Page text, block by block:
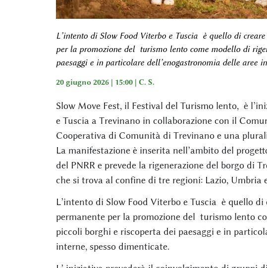
L’intento di Slow Food Viterbo e Tuscia è quello di
per la promozione del turismo lento come modello di
paesaggi e in particolare dell’enogastronomia delle aree
20 giugno 2026 | 15:00 | C. S.
Slow Move Fest, il Festival del Turismo lento, è
e Tuscia a Trevinano in collaborazione con il
Cooperativa di Comunità di Trevinano e una
La manifestazione è inserita nell’ambito del
del PNRR e prevede la rigenerazione del borgo di
che si trova al confine di tre regioni: Lazio, Umbria
L’intento di Slow Food Viterbo e Tuscia è quello
permanente per la promozione del turismo lento
piccoli borghi e riscoperta dei paesaggi e in
interne, spesso dimenticate.